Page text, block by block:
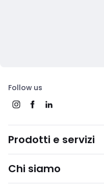
Follow us
Prodotti e servizi
Chi siamo